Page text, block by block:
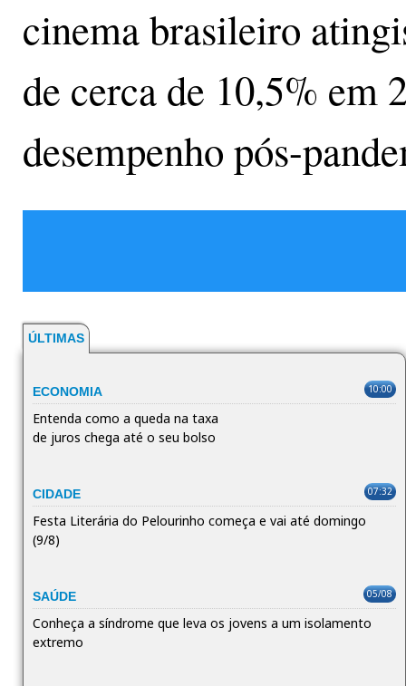
cinema brasileiro
de cerca de 10,5%
desempenho pós-
ÚLTIMAS
ECONOMIA 10:00
Entenda como a queda na taxa
de juros chega até o seu bolso
CIDADE 07:32
Festa Literária do Pelourinho começa e vai até domingo
(9/8)
SAÚDE 05/08
Conheça a síndrome que leva os jovens a um isolamento
extremo